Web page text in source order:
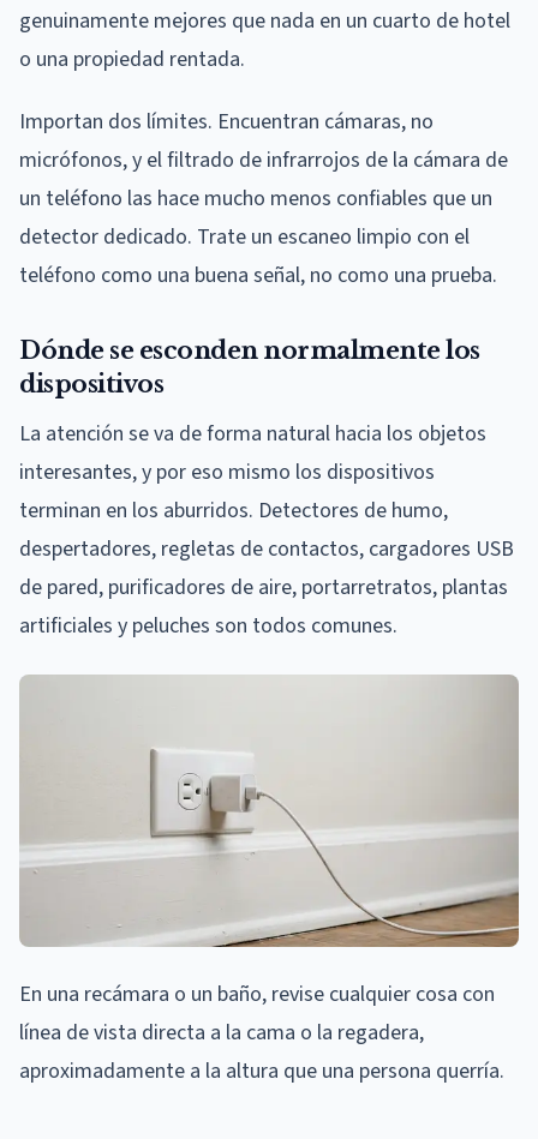
genuinamente mejores que nada en un cuarto de hotel
o una propiedad rentada.
Importan dos límites. Encuentran cámaras, no
micrófonos, y el filtrado de infrarrojos de la cámara de
un teléfono las hace mucho menos confiables que un
detector dedicado. Trate un escaneo limpio con el
teléfono como una buena señal, no como una prueba.
Dónde se esconden normalmente los
dispositivos
La atención se va de forma natural hacia los objetos
interesantes, y por eso mismo los dispositivos
terminan en los aburridos. Detectores de humo,
despertadores, regletas de contactos, cargadores USB
de pared, purificadores de aire, portarretratos, plantas
artificiales y peluches son todos comunes.
En una recámara o un baño, revise cualquier cosa con
línea de vista directa a la cama o la regadera,
aproximadamente a la altura que una persona querría.